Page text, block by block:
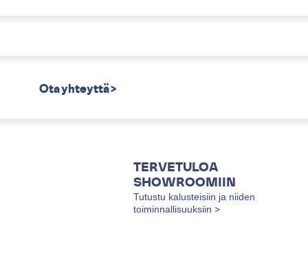
Ota yhteyttä >
TERVETULOA
SHOWROOMIIN
Tutustu kalusteisiin ja niiden
toiminnallisuuksiin >